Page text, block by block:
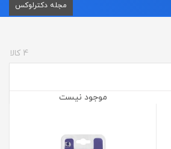
مجله دکترلوکس
4 کالا
موجود نیست